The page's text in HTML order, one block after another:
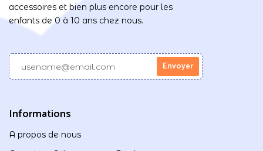
accessoires et bien plus encore pour les
enfants de 0 à 10 ans chez nous.
Informations
A propos de nous